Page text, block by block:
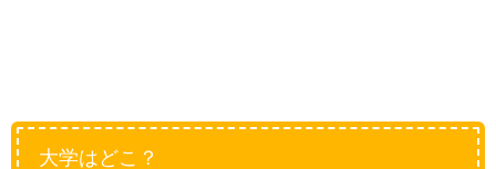
大学はどこ？